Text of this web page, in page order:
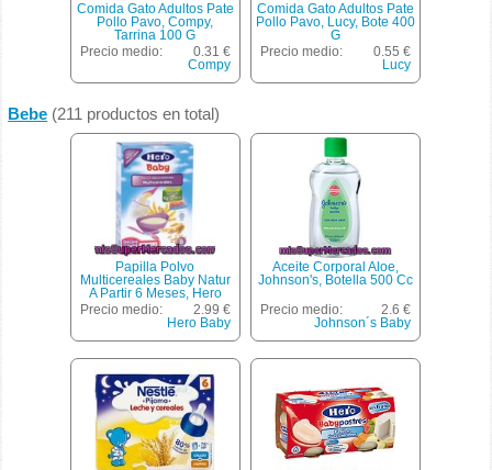
Comida Gato Adultos Pate
Pollo Pavo, Compy,
Tarrina 100 G
Precio medio:
0.31 €
Compy
Comida Gato Adultos Pate
Pollo Pavo, Lucy, Bote 400
G
Precio medio:
0.55 €
Lucy
Bebe (211 productos en total)
Papilla Polvo
Multicereales Baby Natur
A Partir 6 Meses, Hero
Baby, Paquete 600 G
Precio medio:
2.99 €
Hero Baby
Aceite Corporal Aloe,
Johnson's, Botella 500 Cc
Precio medio:
2.6 €
Johnson´s Baby